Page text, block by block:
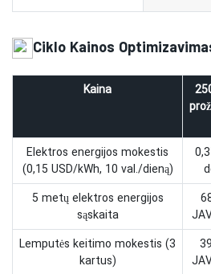
Ciklo Kainos
Kaina
Elektros energijos mokestis
(0,15 USD/kWh, 10 val./dieną)
5 metų elektros energijos
sąskaita
Lemputės keitimo mokestis (3
kartus)